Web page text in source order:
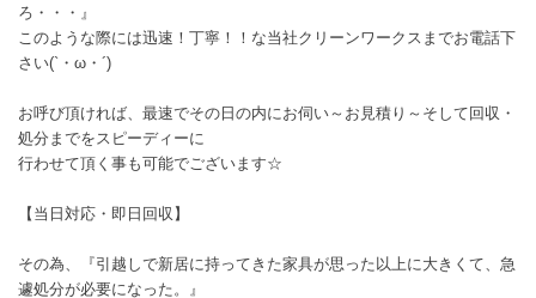
ろ・・・』
このような際には迅速！丁寧！！な当社クリーンワークスまでお電話下
さい(`・ω・´)
お呼び頂ければ、最速でその日の内にお伺い～お見積り～そして回収・
処分までをスピーディーに
行わせて頂く事も可能でございます☆
【当日対応・即日回収】
その為、『引越しで新居に持ってきた家具が思った以上に大きくて、急
遽処分が必要になった。』